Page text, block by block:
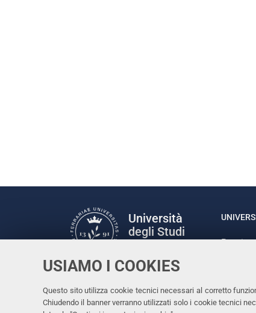
USIAMO I COOKIES
Questo sito utilizza cookie tecnici necessari al corretto
Chiudendo il banner verranno utilizzati solo i cookie tecnici
Università
degli Studi
Facebook
LinkedinInstagram
Youtube